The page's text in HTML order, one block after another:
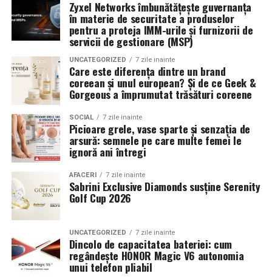
Romanita Events continuă astfel să fie o gazdă
importantă a momentelor speciale din Maramureș,
combinând experiența organizatorică cu capacitatea de
a transforma fiecare eveniment într-o amintire
deosebită pentru participanți.
latimea si aspectul flancului pot schimba complet felul
in care masina sta pe roti. O alegere inspirata poate
accentua liniile caroseriei si poate oferi un look
echilibrat, in timp ce o alegere gresita poate strica
proportiile, chiar daca restul masinii este bine realizat.
Anvelopele ca element vizual la show-uri auto
La evenimentele auto din Cluj, anvelopele nu sunt doar
componente functionale, ci si elemente vizuale. Publicul
si fotografii surprind adesea detalii precum modul in
care roata umple aripa, distanta fata de caroserie si
aspectul general al ansamblului roata-janta.
Anvelopele curate, cu dimensiuni corecte si uzura
masini de show. In multe cazuri, acestea completeaza
jantele si intaresc conceptul ales de proprietar, fie ca
vorbim despre un stil elegant, sportiv sau minimalist.
Zyxel Networks îmbunătățește guvernanța
în materie de securitate a produselor
pentru a proteja IMM-urile și furnizorii de
servicii de gestionare (MSP)
UNCATEGORIZED 7 zile inainte
Care este diferența dintre un brand
coreean și unul european? Și de ce Geek &
Gorgeous a împrumutat trăsături coreene
SOCIAL 7 zile inainte
Picioare grele, vase sparte și senzația de
arsură: semnele pe care multe femei le
ignoră ani întregi
AFACERI 7 zile inainte
Sabrini Exclusive Diamonds susține Serenity
Golf Cup 2026
UNCATEGORIZED 7 zile inainte
Dincolo de capacitatea bateriei: cum
regândește HONOR Magic V6 autonomia
unui telefon pliabil